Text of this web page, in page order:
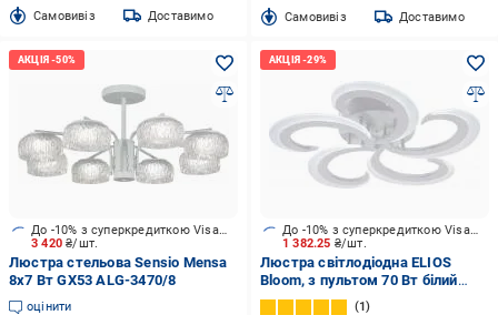
Cамовивіз Доставимо Cамовивіз Доставимо
3 420₴/шт.
До -10% з суперкредиткою Visa Вигода
Люстра стельова Sensio Mensa
8x7 Вт GX53 ALG-3470/8
оцінити
1 382.25 ₴/шт.
До -10% з суперкредиткою Visa Вигода
Люстра світлодіодна ELIOS
Bloom, з пультом 70 Вт білий
DL1006
1